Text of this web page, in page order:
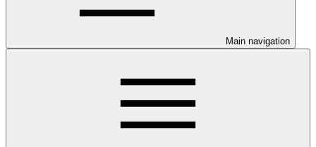
Main navigation